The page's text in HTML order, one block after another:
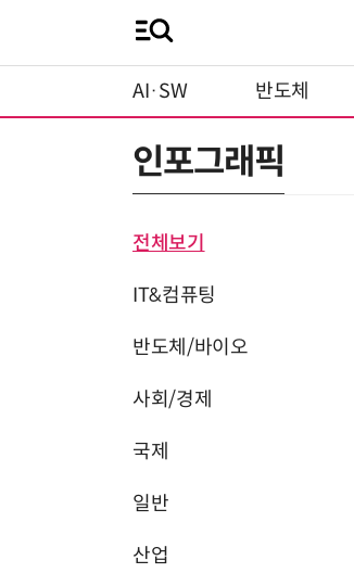
AI·SW 반도체
인포그래픽
전체보기
IT&컴퓨팅
반도체/바이오
사회/경제
국제
일반
산업